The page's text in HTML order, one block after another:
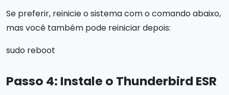
Se preferir, reinicie o sistema com o comando abaixo,
mas você também pode reiniciar depois:
sudo reboot
Passo 4: Instale o Thunderbird ESR